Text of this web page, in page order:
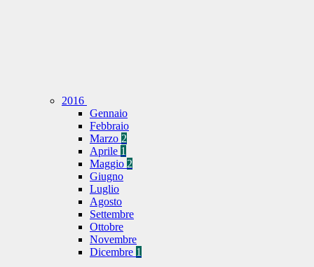
2016
Gennaio
Febbraio
Marzo 2
Aprile 1
Maggio 2
Giugno
Luglio
Agosto
Settembre
Ottobre
Novembre
Dicembre 1